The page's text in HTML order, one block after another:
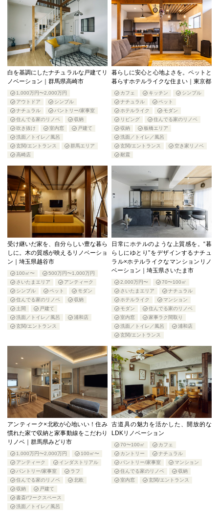
白を基調にしたナチュラルな戸建てリ
ノベーション｜群馬県高崎市
1,000万円〜2,000万円
アウトドア
シンプル
ナチュラル
パントリー/家事室
住んでる家のリノベ
収納
吹き抜け
室内窓
戸建て
洗面／トイレ／風呂
玄関/エントランス
群馬エリア
高崎店
暮らしに安心と心地よさを。ペットと
暮らすホテルライクな住まい｜東京都
カフェ キッチン
シンプル
ナチュラル
ペット
ホテルライク
モダン
リビング
住んでる家のリノベ
収納
板橋エリア
洗面／トイレ／風呂
玄関/エントランス
空き家リノベ
耐震
受け継いだ家を、自分らしい豊な暮ら
しに。木の質感が映えるリノベーショ
ン｜埼玉県越谷市
100㎡〜
500万円〜1,000万円
さいたまエリア
アンティーク
シンプル
ペット
モダン
住んでる家のリノベ
収納
土間
戸建て
洗面／トイレ／風呂
浦和店
玄関/エントランス
日常にホテルのような上質感を。“暮
らしにゆとり”をデザインするナチュ
ラル×ホテルライクなマンションリノ
ベーション｜埼玉県さいたま市
2,000万円〜
70〜100㎡
さいたまエリア
ナチュラル
ホテルライク
マンション
モダン
住んでる家のリノベ
室内窓
家事ラク間取り
洗面／トイレ／風呂
浦和店
玄関/エントランス
アンティーク×北欧が心地いい！住み
慣れた家で収納と家事動線をこだわり
リノベ｜群馬県みどり市
1,000万円〜2,000万円
100㎡〜
アンティーク
インダストリアル
パントリー/家事室
ラフ
住んでる家のリノベ
北欧
収納
戸建て
書斎/ワークスペース
洗面／トイレ／風呂
古道具の魅力を活かした、開放的な
LDKリノベーション
70〜100㎡
カフェ
カントリー
ナチュラル
パントリー/家事室
マンション
住んでる家のリノベ
収納
室内窓
玄関/エントランス